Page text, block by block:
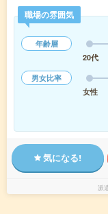
職場の雰囲気
年齢層
20代
男女比率
女性
気になる!
派